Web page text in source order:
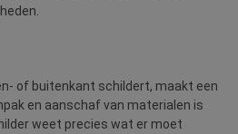
of buitenkant schildert, maakt een
en aanschaf van materialen is
weet precies wat er moet